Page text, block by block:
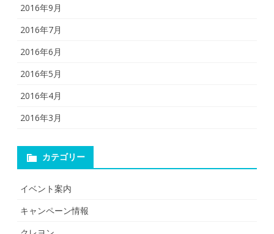
2016年9月
2016年7月
2016年6月
2016年5月
2016年4月
2016年3月
カテゴリー
イベント案内
キャンペーン情報